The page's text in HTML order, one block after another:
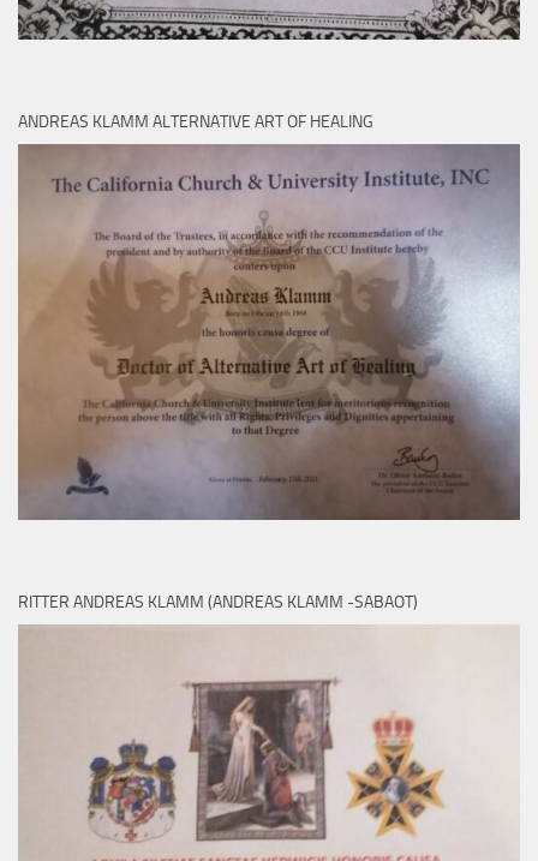
ANDREAS KLAMM ALTERNATIVE ART OF HEALING
RITTER ANDREAS KLAMM (ANDREAS KLAMM -SABAOT)